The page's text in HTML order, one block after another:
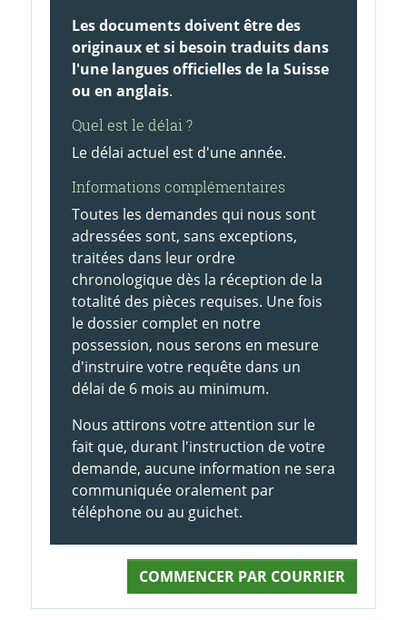
Les documents doivent être des
originaux et si besoin traduits dans
l'une langues officielles de la Suisse
ou en anglais.
Quel est le délai ?
Le délai actuel est d'une année.
Informations complémentaires
Toutes les demandes qui nous sont
adressées sont, sans exceptions,
traitées dans leur ordre
chronologique dès la réception de la
totalité des pièces requises. Une fois
le dossier complet en notre
possession, nous serons en mesure
d'instruire votre requête dans un
délai de 6 mois au minimum.
Nous attirons votre attention sur le
fait que, durant l'instruction de votre
demande, aucune information ne sera
communiquée oralement par
téléphone ou au guichet.
COMMENCER PAR COURRIER